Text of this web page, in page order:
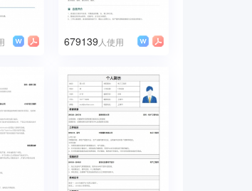
679139 人使用